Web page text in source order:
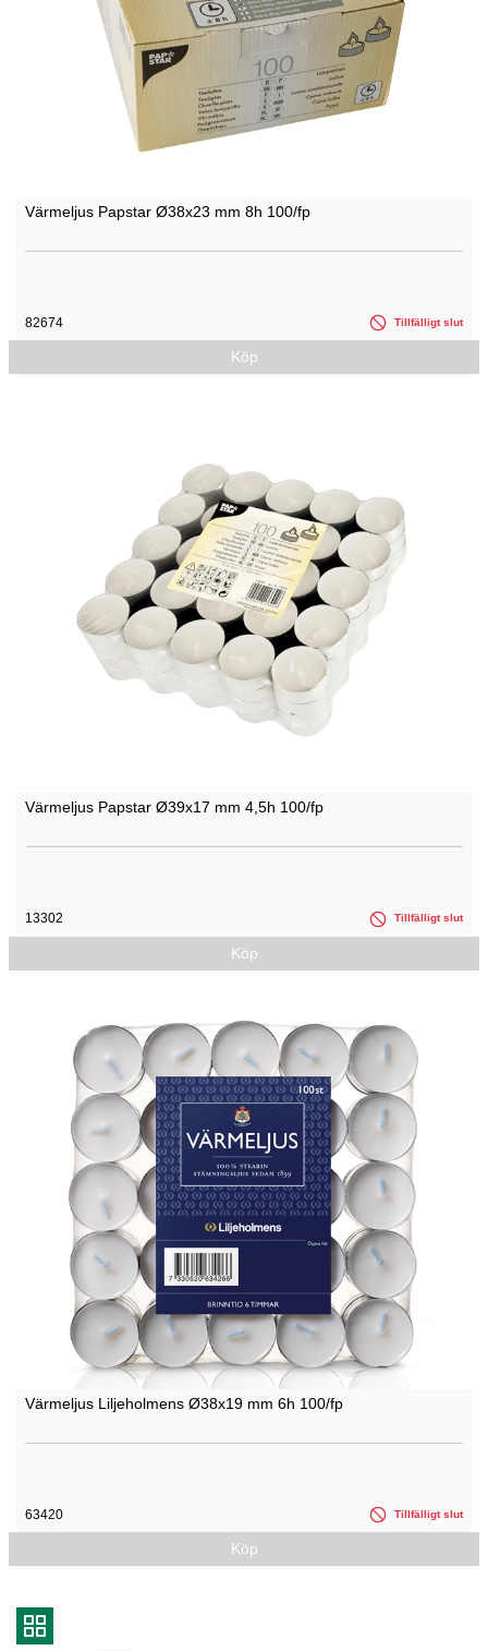
Värmeljus Papstar Ø38x23 mm 8h 100/fp
82674 Tillfälligt slut
Köp
Värmeljus Papstar Ø39x17 mm 4,5h 100/fp
13302 Tillfälligt slut
Köp
Värmeljus Liljeholmens Ø38x19 mm 6h 100/fp
63420 Tillfälligt slut
Köp